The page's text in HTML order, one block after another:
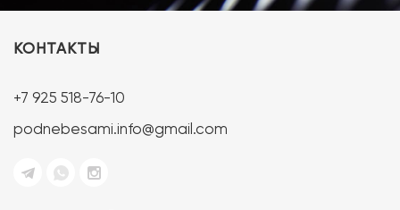
КОНТАКТЫ
+7 925 518-76-10
podnebesami.info@gmail.com